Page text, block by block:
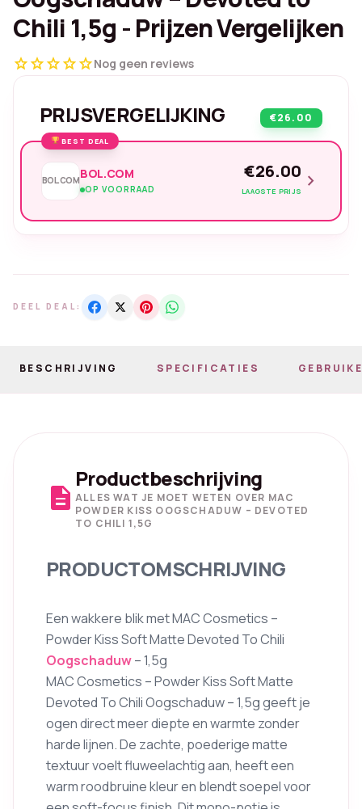
Chili 1,5g - Prijzen Vergelijken
starstarstarstarstarNog geen reviews
PRIJSVERGELIJKING €26.00
BEST DEAL
BOL.COMBOL.COM
OP VOORRAAD
€26.00
LAAGSTE PRIJS chevron_right
DEEL DEAL:
BESCHRIJVING SPECIFICATIES
description
Productbeschrijving
ALLES WAT JE MOET WETEN OVER MAC
POWDER KISS OOGSCHADUW – DEVOTED
TO CHILI 1,5G
PRODUCTOMSCHRIJVING
Een wakkere blik met MAC Cosmetics –
Powder Kiss Soft Matte Devoted To Chili
Oogschaduw– 1,5g
MAC Cosmetics – Powder Kiss Soft Matte
Devoted To Chili Oogschaduw – 1,5g geeft je
ogen direct meer diepte en warmte zonder
harde lijnen. De zachte, poederige matte
textuur voelt fluweelachtig aan, heeft een
warm roodbruine kleur en blendt soepel voor